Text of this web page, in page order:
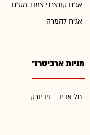
אג"ח קונצרני צמוד מט"ח
אג"ח להמרה
מניות ארביטרז'
תל אביב - ניו יורק